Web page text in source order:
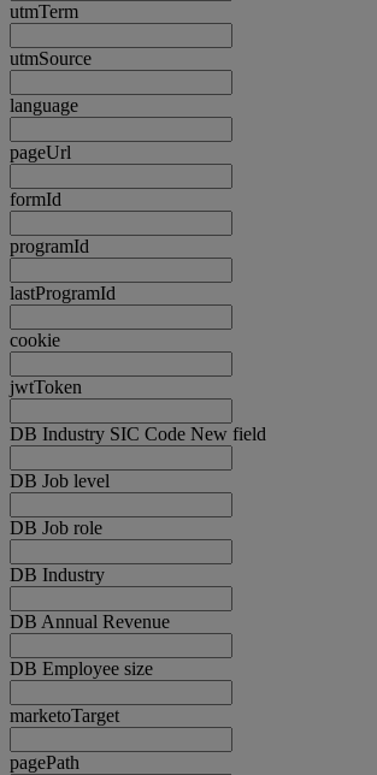
utmTerm
utmSource
language
pageUrl
formId
programId
lastProgramId
cookie
jwtToken
DB Industry SIC Code New field
DB Job level
DB Job role
DB Industry
DB Annual Revenue
DB Employee size
marketoTarget
pagePath